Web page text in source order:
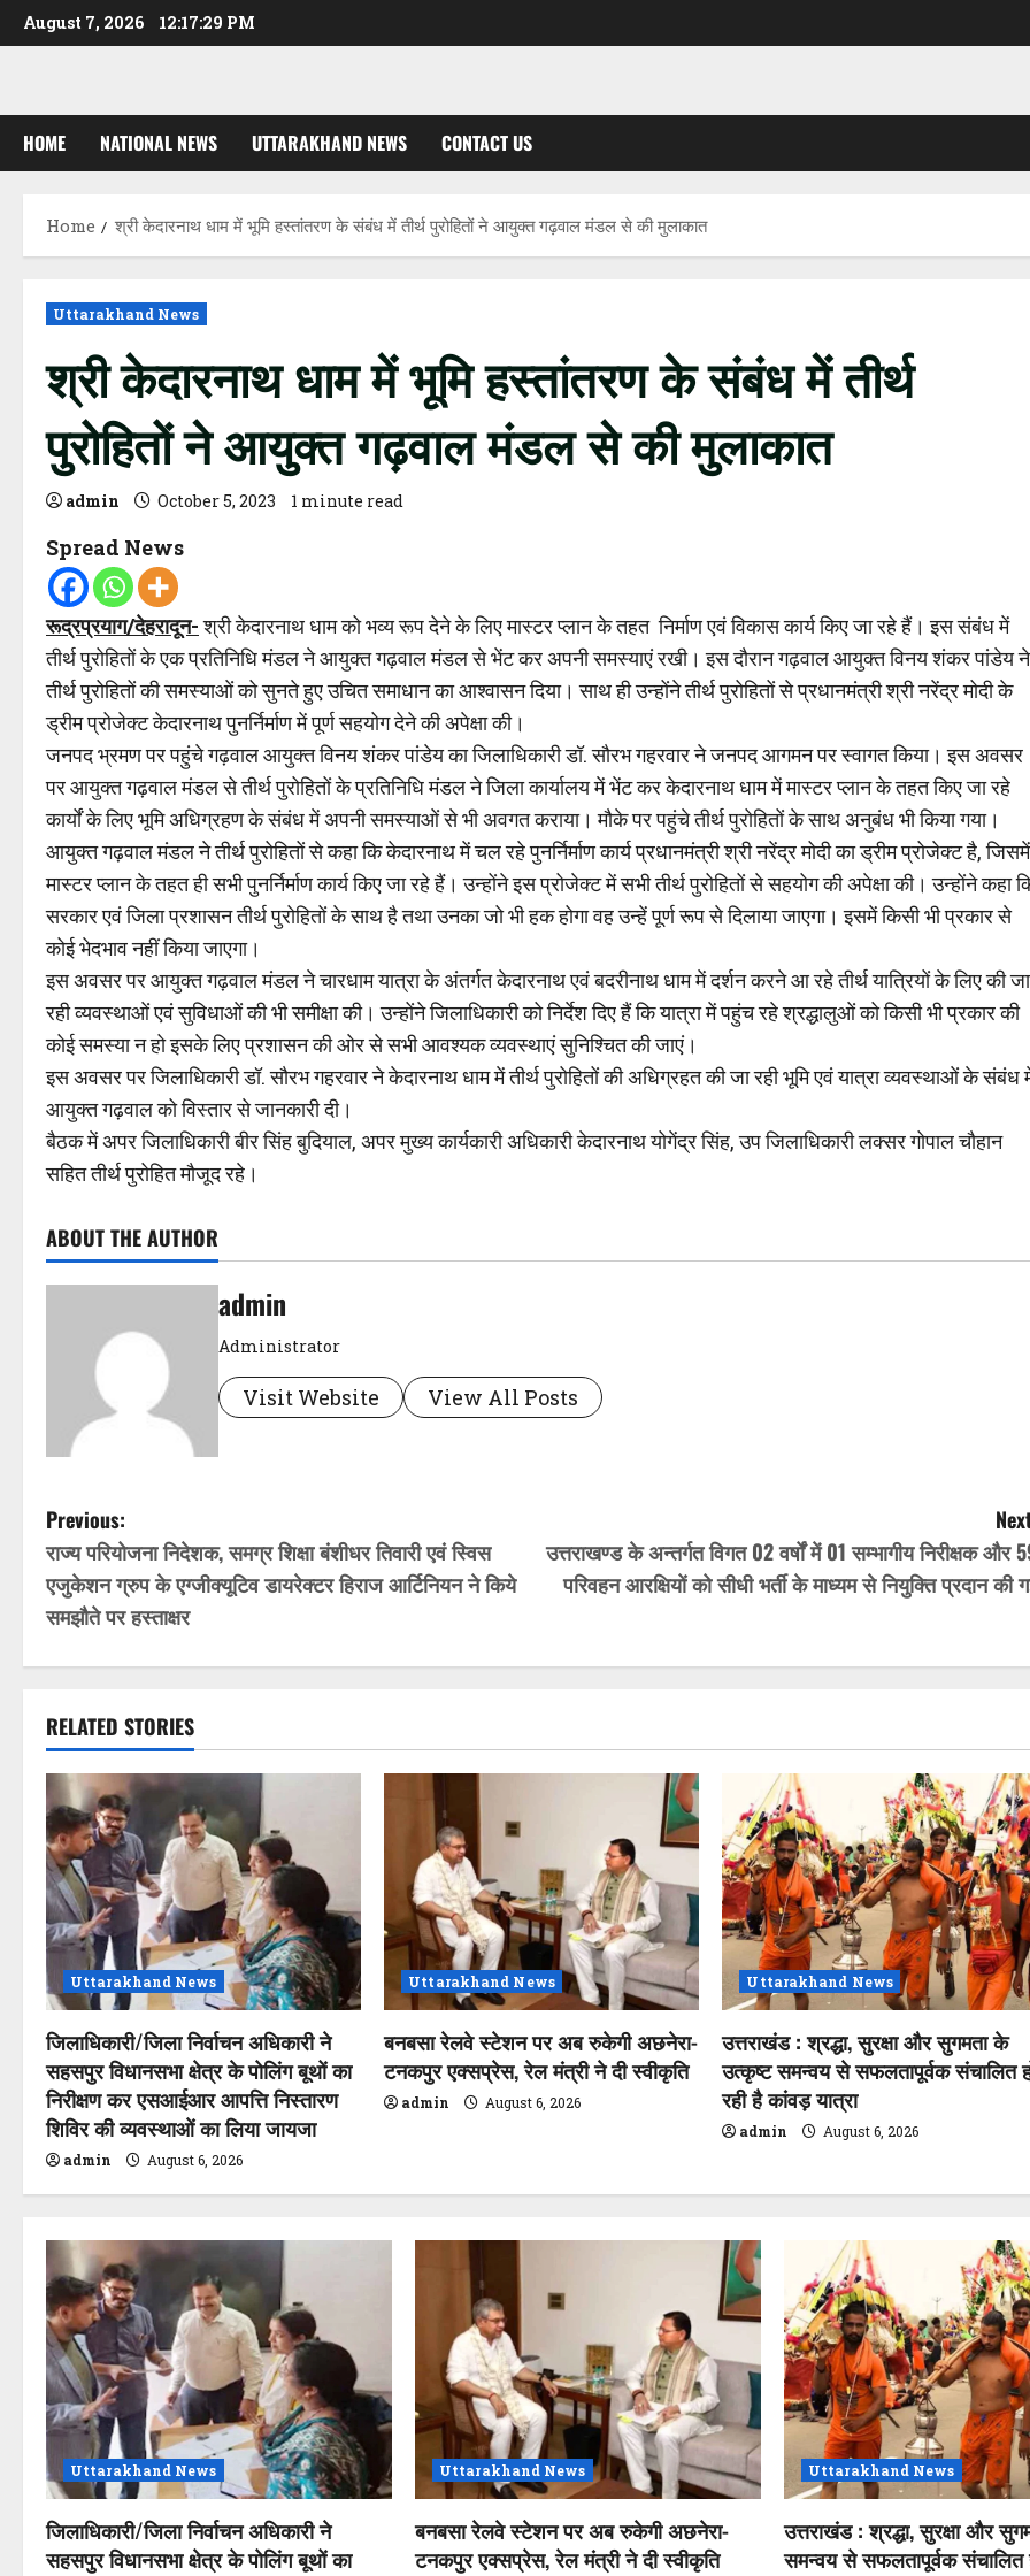
Skip
to
August 7, 2026 12:17:29 PM
HOME NATIONAL NEWS UTTARAKHAND NEWS CONTACT US
Home श्री केदारनाथ धाम में भूमि हस्तांतरण के संबंध में तीर्थ पुरोहितों ने आयुक्त गढ़वाल मंडल से की मुलाकात
Uttarakhand News
श्री केदारनाथ धाम में भूमि हस्तांतरण के संबंध में तीर्थ
पुरोहितों ने आयुक्त गढ़वाल मंडल से की मुलाकात
admin October 5, 2023 1 minute read
Spread News
रूद्रप्रयाग/देहरादून-श्री केदारनाथ धाम को भव्य रूप देने के लिए मास्टर प्लान के तहत निर्माण एवं विकास कार्य किए जा रहे हैं। इस संबंध में
तीर्थ पुरोहितों के एक प्रतिनिधि मंडल ने आयुक्त गढ़वाल मंडल से भेंट कर अपनी समस्याएं रखी। इस दौरान गढ़वाल आयुक्त विनय शंकर पांडेय ने
तीर्थ पुरोहितों की समस्याओं को सुनते हुए उचित समाधान का आश्वासन दिया। साथ ही उन्होंने तीर्थ पुरोहितों से प्रधानमंत्री श्री नरेंद्र मोदी के
ड्रीम प्रोजेक्ट केदारनाथ पुनर्निर्माण में पूर्ण सहयोग देने की अपेक्षा की।
जनपद भ्रमण पर पहुंचे गढ़वाल आयुक्त विनय शंकर पांडेय का जिलाधिकारी डॉ. सौरभ गहरवार ने जनपद आगमन पर स्वागत किया। इस अवसर
पर आयुक्त गढ़वाल मंडल से तीर्थ पुरोहितों के प्रतिनिधि मंडल ने जिला कार्यालय में भेंट कर केदारनाथ धाम में मास्टर प्लान के तहत किए जा रहे
कार्यों के लिए भूमि अधिग्रहण के संबंध में अपनी समस्याओं से भी अवगत कराया। मौके पर पहुंचे तीर्थ पुरोहितों के साथ अनुबंध भी किया गया।
आयुक्त गढ़वाल मंडल ने तीर्थ पुरोहितों से कहा कि केदारनाथ में चल रहे पुनर्निर्माण कार्य प्रधानमंत्री श्री नरेंद्र मोदी का ड्रीम प्रोजेक्ट है, जिसमें
मास्टर प्लान के तहत ही सभी पुनर्निर्माण कार्य किए जा रहे हैं। उन्होंने इस प्रोजेक्ट में सभी तीर्थ पुरोहितों से सहयोग की अपेक्षा की। उन्होंने कहा
सरकार एवं जिला प्रशासन तीर्थ पुरोहितों के साथ है तथा उनका जो भी हक होगा वह उन्हें पूर्ण रूप से दिलाया जाएगा। इसमें किसी भी प्रकार से
कोई भेदभाव नहीं किया जाएगा।
इस अवसर पर आयुक्त गढ़वाल मंडल ने चारधाम यात्रा के अंतर्गत केदारनाथ एवं बदरीनाथ धाम में दर्शन करने आ रहे तीर्थ यात्रियों के लिए की जा
रही व्यवस्थाओं एवं सुविधाओं की भी समीक्षा की। उन्होंने जिलाधिकारी को निर्देश दिए हैं कि यात्रा में पहुंच रहे श्रद्धालुओं को किसी भी प्रकार की
कोई समस्या न हो इसके लिए प्रशासन की ओर से सभी आवश्यक व्यवस्थाएं सुनिश्चित की जाएं।
इस अवसर पर जिलाधिकारी डॉ. सौरभ गहरवार ने केदारनाथ धाम में तीर्थ पुरोहितों की अधिग्रहत की जा रही भूमि एवं यात्रा व्यवस्थाओं के संबंध
आयुक्त गढ़वाल को विस्तार से जानकारी दी।
बैठक में अपर जिलाधिकारी बीर सिंह बुदियाल, अपर मुख्य कार्यकारी अधिकारी केदारनाथ योगेंद्र सिंह, उप जिलाधिकारी लक्सर गोपाल चौहान
सहित तीर्थ पुरोहित मौजूद रहे।
ABOUT THE AUTHOR
admin
Administrator
Visit Website View All Posts
P
o
s
t
n
a
v
i
g
a
t
i
o
n
Previous:
राज्य परियोजना निदेशक, समग्र शिक्षा बंशीधर तिवारी एवं स्विस
एजुकेशन ग्रुप के एग्जीक्यूटिव डायरेक्टर हिराज आर्टिनियन ने किये
समझौते पर हस्ताक्षर
उत्तराखण्ड के अन्तर्गत विगत 02 वर्षों में 01 सम्भागीय निरीक्षक और
परिवहन आरक्षियों को सीधी भर्ती के माध्यम से नियुक्ति प्रदान की
RELATED STORIES
Uttarakhand News
जिलाधिकारी/जिला निर्वाचन अधिकारी ने
सहसपुर विधानसभा क्षेत्र के पोलिंग बूथों का
निरीक्षण कर एसआईआर आपत्ति निस्तारण
शिविर की व्यवस्थाओं का लिया जायजा
admin August 6, 2026
Uttarakhand News
बनबसा रेलवे स्टेशन पर अब रुकेगी अछनेरा-
टनकपुर एक्सप्रेस, रेल मंत्री ने दी स्वीकृति
admin August 6, 2026
Uttarakhand News
उत्तराखंड : श्रद्धा, सुरक्षा और सुगमता के
उत्कृष्ट समन्वय से सफलतापूर्वक संचालित
रही है कांवड़ यात्रा
admin August 6, 2026
Uttarakhand News
जिलाधिकारी/जिला निर्वाचन अधिकारी ने
सहसपुर विधानसभा क्षेत्र के पोलिंग बूथों का
Uttarakhand News
बनबसा रेलवे स्टेशन पर अब रुकेगी अछनेरा-
टनकपुर एक्सप्रेस, रेल मंत्री ने दी स्वीकृति
Uttarakhand News
उत्तराखंड : श्रद्धा, सुरक्षा और
समन्वय से सफलतापूर्वक संचालित